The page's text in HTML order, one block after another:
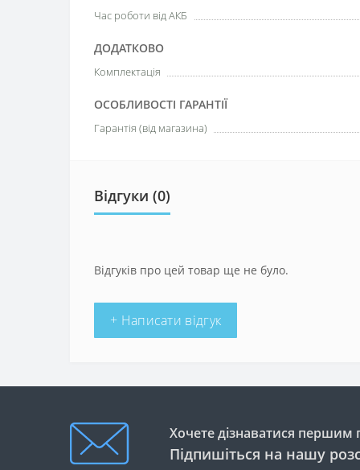
Час роботи від АКБ
ДОДАТКОВО
Комплектація
ОСОБЛИВОСТІ ГАРАНТІЇ
Гарантія (від магазина)
Відгуки (0)
Відгуків про цей товар ще не було.
+ Написати відгук
Хочете дізнаватися першим
Підпишіться на нашу